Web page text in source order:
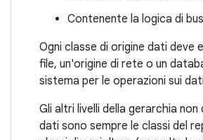
Contenente la logica di
Ogni classe di origine dati deve
file, un'origine di rete o un
sistema per le operazioni sui
Gli altri livelli della gerarchia
dati sono sempre le classi del